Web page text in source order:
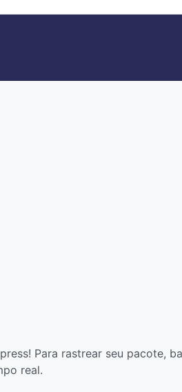
Para rastrear seu pacote,
real.